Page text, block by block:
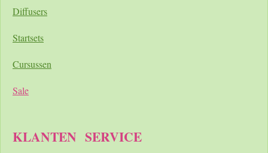
Diffusers
Startsets
Cursussen
Sale
KLANTEN SERVICE